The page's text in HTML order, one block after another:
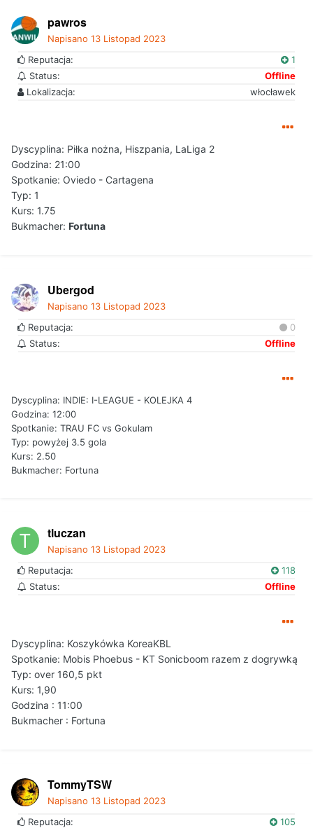
pawros
Napisano 13 Listopad 2023
Reputacja:
1
Status:
Offline
Lokalizacja:
włocławek
Dyscyplina: Piłka nożna, Hiszpania, LaLiga 2
Godzina: 21:00
Spotkanie: Oviedo - Cartagena
Typ: 1
Kurs: 1.75
Bukmacher: Fortuna
Ubergod
Napisano 13 Listopad 2023
Reputacja:
0
Status:
Offline
Dyscyplina: INDIE: I-LEAGUE - KOLEJKA 4
Godzina: 12:00
Spotkanie: TRAU FC vs Gokulam
Typ: powyżej 3.5 gola
Kurs: 2.50
Bukmacher: Fortuna
tluczan
Napisano 13 Listopad 2023
Reputacja:
118
Status:
Offline
Dyscyplina: Koszykówka KoreaKBL
Spotkanie: Mobis Phoebus - KT Sonicboom razem z dogrywką
Typ: over 160,5 pkt
Kurs: 1,90
Godzina : 11:00
Bukmacher : Fortuna
TommyTSW
Napisano 13 Listopad 2023
Reputacja:
105